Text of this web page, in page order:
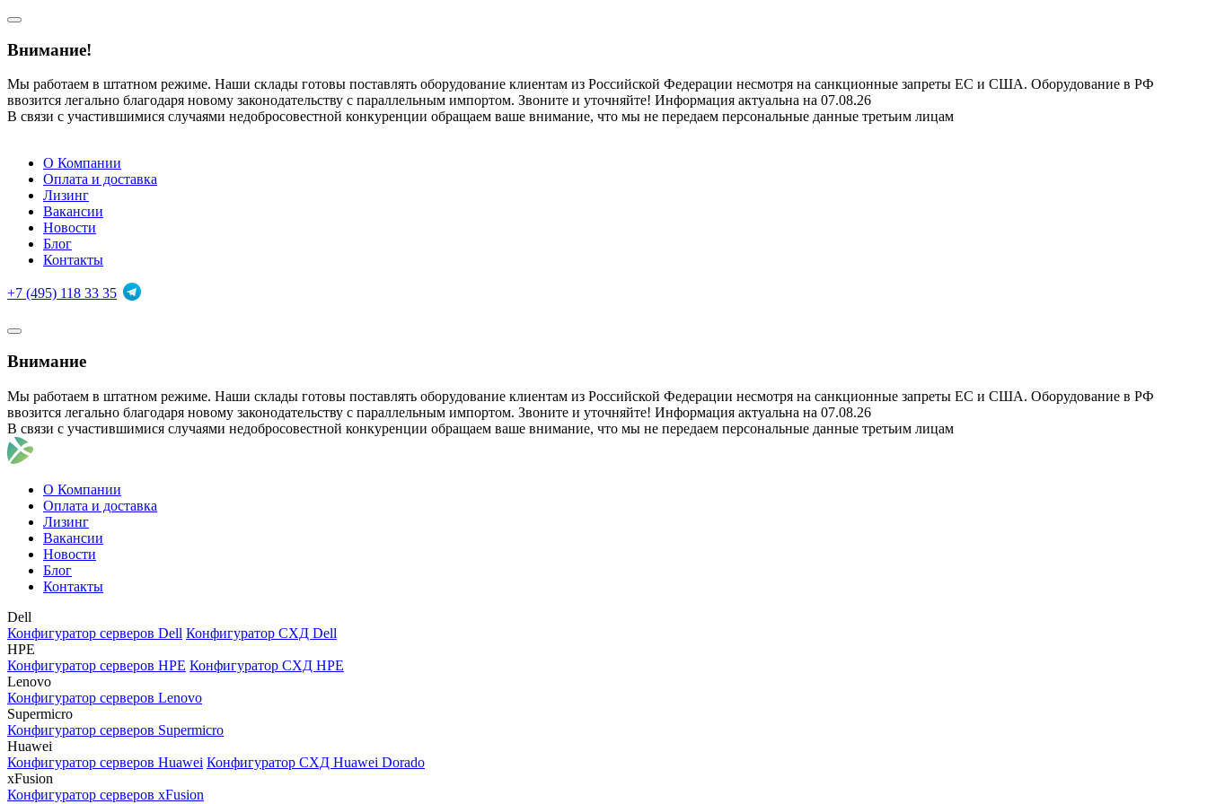
Внимание!
Мы работаем в штатном режиме. Наши склады готовы поставлять оборудование клиентам из Российской Федерации несмотря на санкционные запреты ЕС и США. Оборудование в РФ
ввозится легально благодаря новому законодательству с параллельным импортом. Звоните и уточняйте! Информация актуальна на 07.08.26
В связи с участившимися случаями недобросовестной конкуренции обращаем ваше внимание, что мы не передаем персональные данные третьим лицам
О Компании
Оплата и доставка
Лизинг
Вакансии
Новости
Блог
Контакты
+7 (495) 118 33 35
Внимание
Мы работаем в штатном режиме. Наши склады готовы поставлять оборудование клиентам из Российской Федерации несмотря на санкционные запреты ЕС и США. Оборудование в РФ
ввозится легально благодаря новому законодательству с параллельным импортом. Звоните и уточняйте! Информация актуальна на 07.08.26
В связи с участившимися случаями недобросовестной конкуренции обращаем ваше внимание, что мы не передаем персональные данные третьим лицам
О Компании
Оплата и доставка
Лизинг
Вакансии
Новости
Блог
Контакты
Dell
Конфигуратор серверов Dell Конфигуратор СХД Dell
HPE
Конфигуратор серверов HPE Конфигуратор СХД HPE
Lenovo
Конфигуратор серверов Lenovo
Supermicro
Конфигуратор серверов Supermicro
Huawei
Конфигуратор серверов Huawei Конфигуратор СХД Huawei Dorado
xFusion
Конфигуратор серверов xFusion